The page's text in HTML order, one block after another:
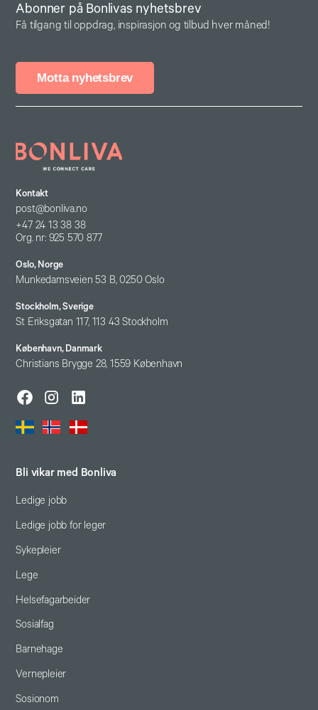
Abonner på Bonlivas nyhetsbrev
Få tilgang til oppdrag, inspirasjon og tilbud hver måned!
Motta nyhetsbrev
Kontakt
post@bonliva.no
+47 24 13 38 38
Org. nr: 925 570 877
Oslo, Norge
Munkedamsveien 53 B, 0250 Oslo
Stockholm, Sverige
St Eriksgatan 117, 113 43 Stockholm
København, Danmark
Christians Brygge 28, 1559 København
Bli vikar med Bonliva
Ledige jobb
Ledige jobb for leger
Sykepleier
Lege
Helsefagarbeider
Sosialfag
Barnehage
Vernepleier
Sosionom